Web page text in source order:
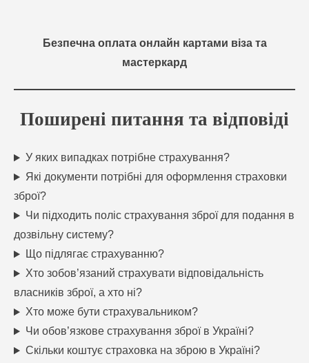
Безпечна оплата онлайн картами віза та
мастеркард
Поширені питання та відповіді
У яких випадках потрібне страхування?
Які документи потрібні для оформлення страховки
зброї?
Чи підходить поліс страхування зброї для подання в
дозвільну систему?
Що підлягає страхуванню?
Хто зобов’язаний страхувати відповідальність
власників зброї, а хто ні?
Хто може бути страхувальником?
Чи обов’язкове страхування зброї в Україні?
Скільки коштує страховка на зброю в Україні?